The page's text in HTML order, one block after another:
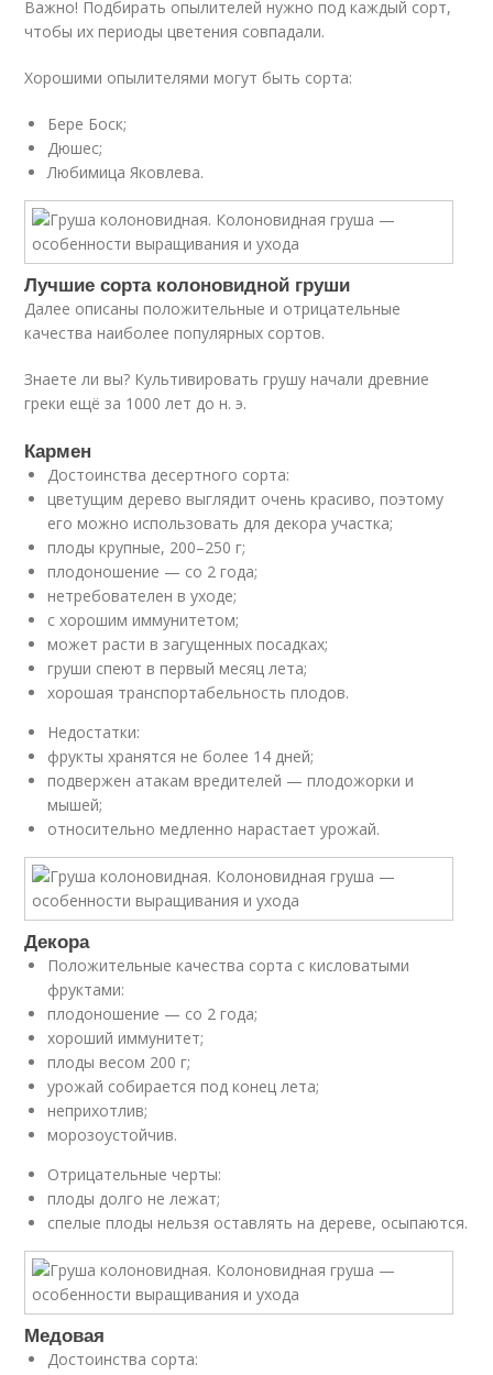
Важно! Подбирать опылителей нужно под каждый сорт,
чтобы их периоды цветения совпадали.
Хорошими опылителями могут быть сорта:
Бере Боск;
Дюшес;
Любимица Яковлева.
Лучшие сорта колоновидной груши
Далее описаны положительные и отрицательные
качества наиболее популярных сортов.
Знаете ли вы? Культивировать грушу начали древние
греки ещё за 1000 лет до н. э.
Кармен
Достоинства десертного сорта:
цветущим дерево выглядит очень красиво, поэтому
его можно использовать для декора участка;
плоды крупные, 200–250 г;
плодоношение — со 2 года;
нетребователен в уходе;
с хорошим иммунитетом;
может расти в загущенных посадках;
груши спеют в первый месяц лета;
хорошая транспортабельность плодов.
Недостатки:
фрукты хранятся не более 14 дней;
подвержен атакам вредителей — плодожорки и
мышей;
относительно медленно нарастает урожай.
Декора
Положительные качества сорта с кисловатыми
фруктами:
плодоношение — со 2 года;
хороший иммунитет;
плоды весом 200 г;
урожай собирается под конец лета;
неприхотлив;
морозоустойчив.
Отрицательные черты:
плоды долго не лежат;
спелые плоды нельзя оставлять на дереве, осыпаются.
Медовая
Достоинства сорта: